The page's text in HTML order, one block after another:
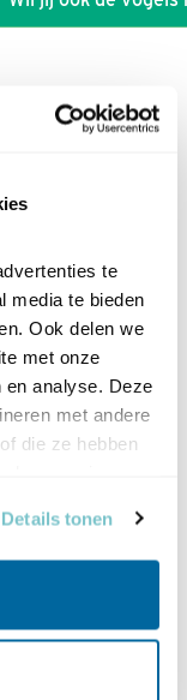
te
media te bieden
Ook delen we
met onze
analyse. Deze
met andere
die ze hebben
Details tonen
|
te eten